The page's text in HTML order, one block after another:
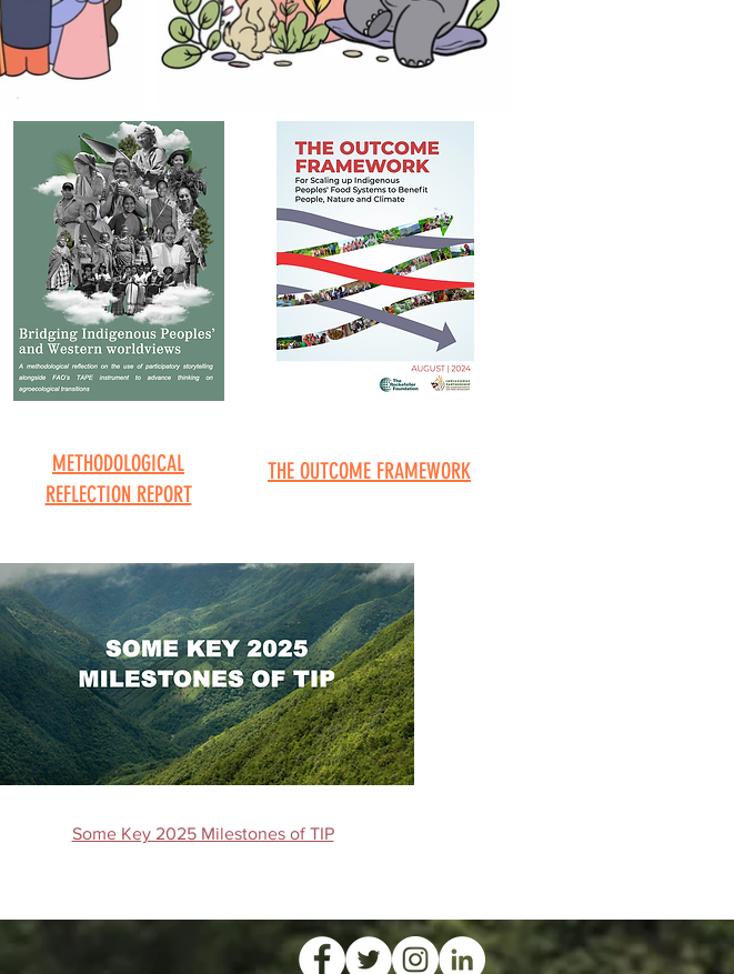
METHODOLOGICAL
REFLECTION REPORT
THE OUTCOME FRAMEWORK
Some Key 2025 Milestones of TIP